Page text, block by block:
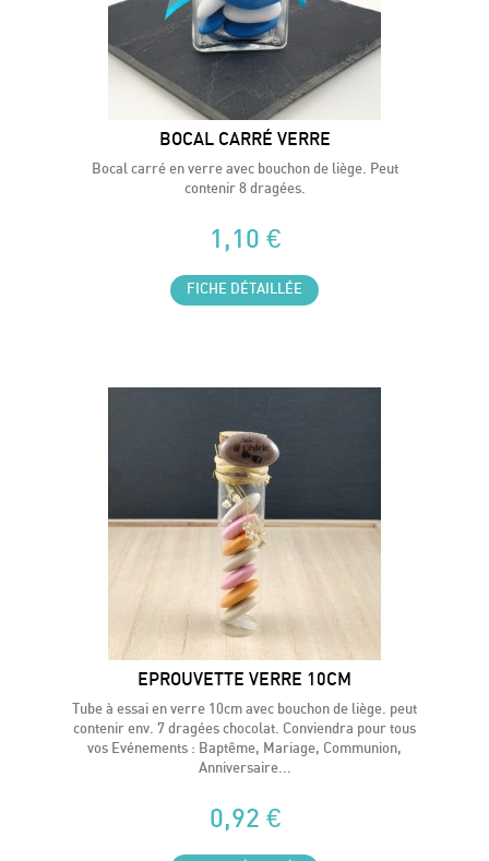
BOCAL CARRÉ VERRE
Bocal carré en verre avec bouchon de liège. Peut
contenir 8 dragées.
1,10 €
FICHE DÉTAILLÉE
EPROUVETTE VERRE 10CM
Tube à essai en verre 10cm avec bouchon de liège. peut
contenir env. 7 dragées chocolat. Conviendra pour tous
vos Evénements : Baptême, Mariage, Communion,
Anniversaire...
0,92 €